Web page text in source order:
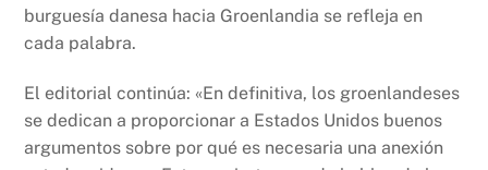
burguesía danesa hacia Groenlandia se refleja en
cada palabra.
El editorial continúa: «En definitiva, los groenlandeses
se dedican a proporcionar a Estados Unidos buenos
argumentos sobre por qué es necesaria una anexión